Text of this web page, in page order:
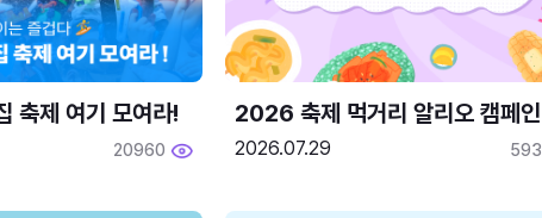
축제 여기 모여라!
20960
2026 축제 먹거리 알리오 캠페인
2026.07.29 593